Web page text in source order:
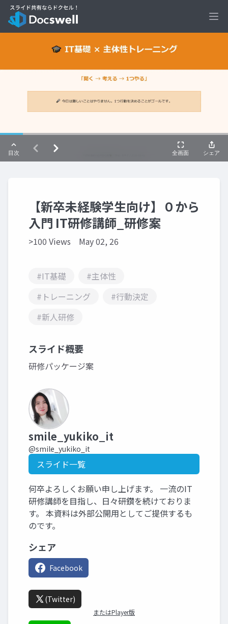
【新卒未経験学生向け】０から
入門 IT研修講師_研修案
>100 Views May 02, 26
#IT基礎
#主体性
#トレーニング
#行動決定
#新人研修
スライド概要
研修パッケージ案
smile_yukiko_it
@smile_yukiko_it
スライド一覧
何卒よろしくお願い申し上げます。 一流のIT
研修講師を目指し、日々研鑽を続けておりま
す。 本資料は外部公開用としてご提供するも
のです。
シェア
Facebook
(Twitter)
またはPlayer版